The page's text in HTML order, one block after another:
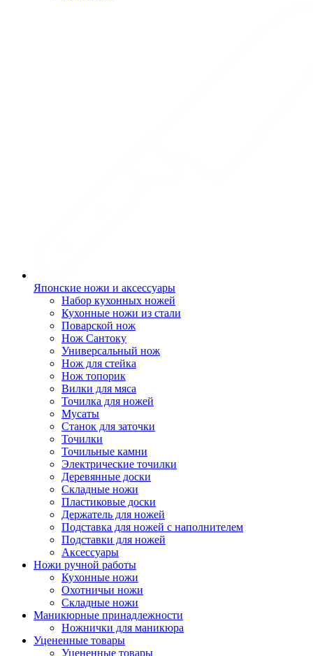
Японские ножи и аксессуары
Набор кухонных ножей
Кухонные ножи из стали
Поварской нож
Нож Сантоку
Универсальный нож
Нож для стейка
Нож топорик
Вилки для мяса
Точилка для ножей
Мусаты
Станок для заточки
Точилки
Точильные камни
Электрические точилки
Деревянные доски
Складные ножи
Пластиковые доски
Держатель для ножей
Подставка для ножей с наполнителем
Подставки для ножей
Аксессуары
Ножи ручной работы
Кухонные ножи
Охотничьи ножи
Складные ножи
Маникюрные принадлежности
Ножнички для маникюра
Уцененные товары
Уцененные товары